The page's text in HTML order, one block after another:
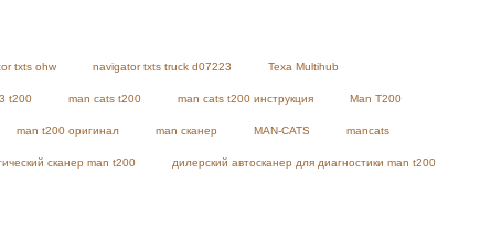
txts ohw navigator txts truck d07223 Texa Multihub
t200 man cats t200 man cats t200 инструкция Man T200
man t200 оригинал man сканер MAN-CATS mancats
сканер man t200 дилерский автосканер для диагностики man t200